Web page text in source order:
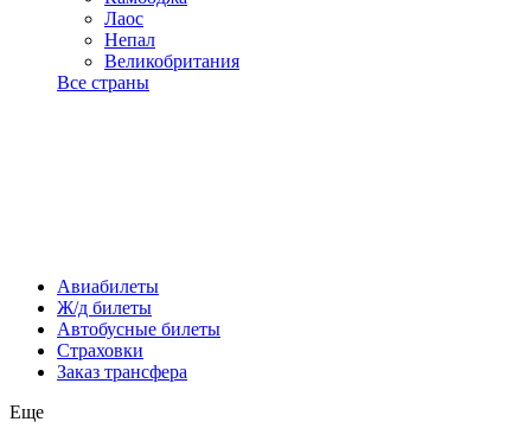
Лаос
Непал
Великобритания
Все страны
Авиабилеты
Ж/д билеты
Автобусные билеты
Страховки
Заказ трансфера
Еще